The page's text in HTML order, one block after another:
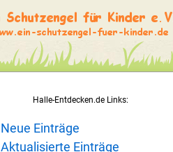
Halle-Entdecken.de Links:
Neue Einträge
Aktualisierte Einträge